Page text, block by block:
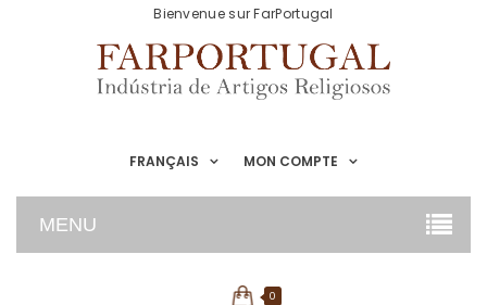
FRANÇAIS
Bienvenue sur FarPortugal
MON COMPTE
MENU
0